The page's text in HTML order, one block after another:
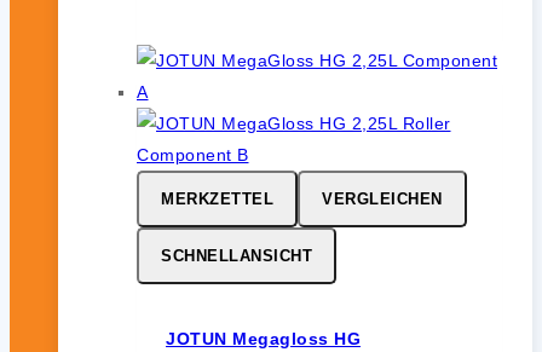
MERKZETTEL VERGLEICHEN
SCHNELLANSICHT
JOTUN Megagloss HG